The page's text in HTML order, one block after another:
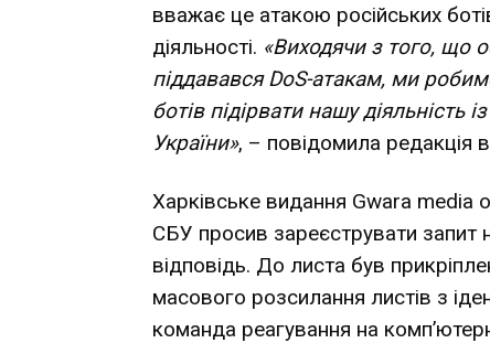
вважає це атакою російських
діяльності. «Виходячи з того, що
піддавався DoS-атакам, ми
ботів підірвати нашу діяльність
України», – повідомила редакція
Харківське видання Gwara media
СБУ просив зареєструвати запит
відповідь. До листа був
масового розсилання листів з
команда реагування на